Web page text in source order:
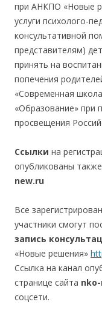
при АНКПО «Новые
услуги психолого-
консультативной
представителям)
принять на
попечения
«Современная
«Образование» при
просвещения
Ссылки на
опубликованы также
new.ru
Все
участники смогут
запись
«Новые решения»
Ссылка на канал
странице сайта
соцсети.